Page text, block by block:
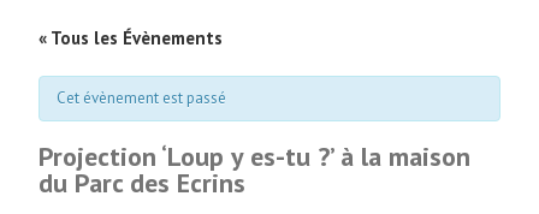
« Tous les Évènements
Cet évènement est passé
Projection ‘Loup y es-tu ?’ à la maison
du Parc des Ecrins